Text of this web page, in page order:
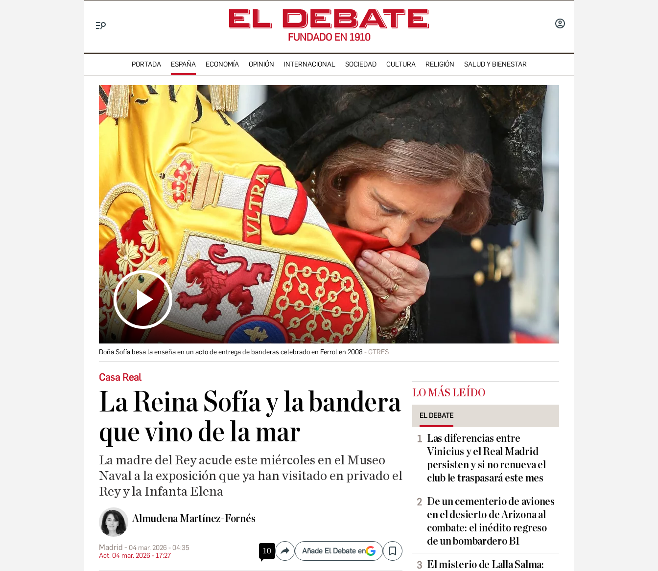
FUNDADO EN 1910
PORTADA ESPAÑA ECONOMÍA OPINIÓN INTERNACIONAL SOCIEDAD CULTURA RELIGIÓN SALUD Y BIENESTAR
Doña Sofía besa la enseña en un acto de entrega de banderas celebrado en Ferrol en 2008 GTRES
Casa Real
La Reina Sofía y la bandera
que vino de la mar
La madre del Rey acude este miércoles en el Museo
Naval a la exposición que ya han visitado en privado el
Rey y la Infanta Elena
Almudena Martínez-Fornés
Madrid
04 mar. 2026 - 04:35
Act. 04 mar. 2026 - 17:27
10 CompartirAñade El Debate en Save
LO MÁS LEÍDO
EL DEBATE
Las diferencias entre
Vinicius y el Real Madrid
persisten y si no renueva el
club le traspasará este mes
De un cementerio de aviones
en el desierto de Arizona al
combate: el inédito regreso
de un bombardero B1
El misterio de Lalla Salma: